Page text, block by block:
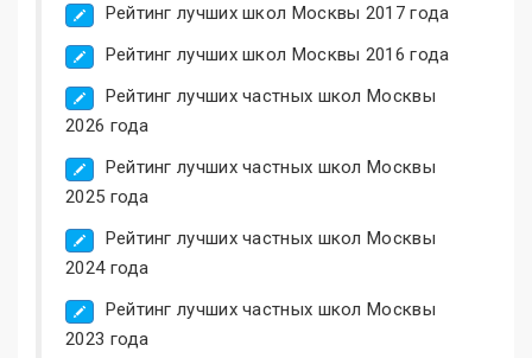
Рейтинг лучших школ Москвы 2017 года
Рейтинг лучших школ Москвы 2016 года
Рейтинг лучших частных школ Москвы
2026 года
Рейтинг лучших частных школ Москвы
2025 года
Рейтинг лучших частных школ Москвы
2024 года
Рейтинг лучших частных школ Москвы
2023 года